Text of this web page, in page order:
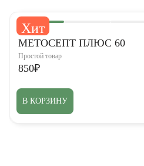
Хит
5,0
МЕТОСЕПТ ПЛЮС 60
Простой товар
850₽
В КОРЗИНУ